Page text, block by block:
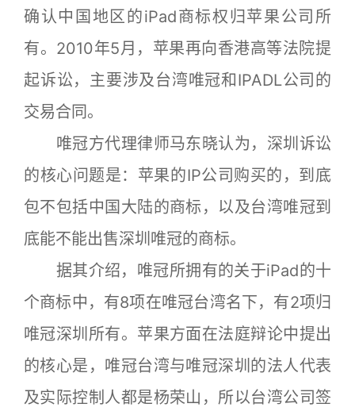
确认中国地区的iPad商标权归苹果公司所
有。2010年5月，苹果再向香港高等法院提
起诉讼，主要涉及台湾唯冠和IPADL公司的
交易合同。
唯冠方代理律师马东晓认为，深圳诉讼
的核心问题是：苹果的IP公司购买的，到底
包不包括中国大陆的商标，以及台湾唯冠到
底能不能出售深圳唯冠的商标。
据其介绍，唯冠所拥有的关于iPad的十
个商标中，有8项在唯冠台湾名下，有2项归
唯冠深圳所有。苹果方面在法庭辩论中提出
的核心是，唯冠台湾与唯冠深圳的法人代表
及实际控制人都是杨荣山，所以台湾公司签